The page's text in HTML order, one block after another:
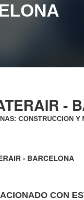
-
CONSTRUCCION
- BARCELONA
CON